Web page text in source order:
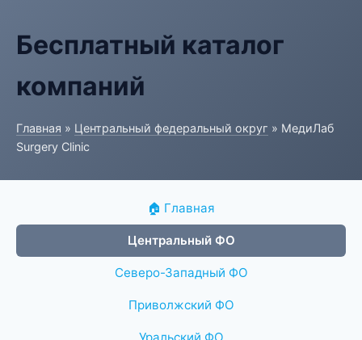
Бесплатный каталог
компаний
Главная » Центральный федеральный округ » МедиЛаб
Surgery Clinic
🏠 Главная
Центральный ФО
Северо-Западный ФО
Приволжский ФО